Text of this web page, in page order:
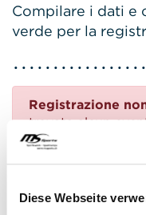
Diese Webseite
Compilare i dati e
verde per la
Registrazione
trovato alcun
DOMANDE?